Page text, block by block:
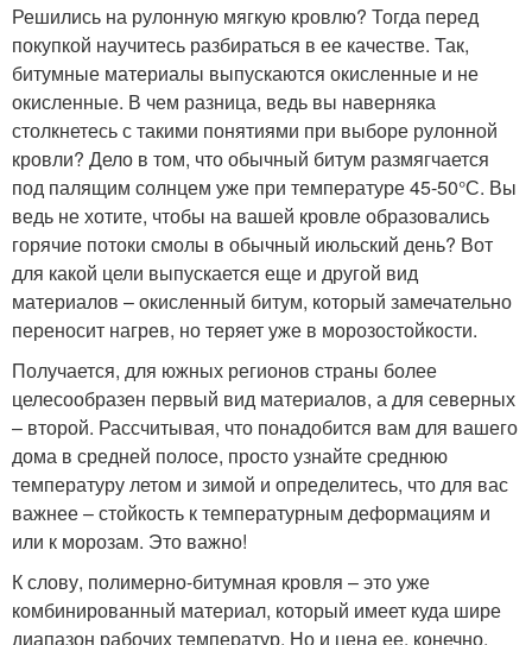
Решились на рулонную мягкую кровлю? Тогда перед
покупкой научитесь разбираться в ее качестве. Так,
битумные материалы выпускаются окисленные и не
окисленные. В чем разница, ведь вы наверняка
столкнетесь с такими понятиями при выборе рулонной
кровли? Дело в том, что обычный битум размягчается
под палящим солнцем уже при температуре 45-50°С. Вы
ведь не хотите, чтобы на вашей кровле образовались
горячие потоки смолы в обычный июльский день? Вот
для какой цели выпускается еще и другой вид
материалов – окисленный битум, который замечательно
переносит нагрев, но теряет уже в морозостойкости.
Получается, для южных регионов страны более
целесообразен первый вид материалов, а для северных
– второй. Рассчитывая, что понадобится вам для вашего
дома в средней полосе, просто узнайте среднюю
температуру летом и зимой и определитесь, что для вас
важнее – стойкость к температурным деформациям и
или к морозам. Это важно!
К слову, полимерно-битумная кровля – это уже
комбинированный материал, который имеет куда шире
диапазон рабочих температур. Но и цена ее, конечно,